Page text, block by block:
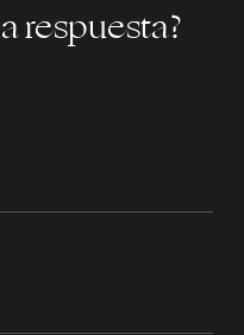
respuesta?